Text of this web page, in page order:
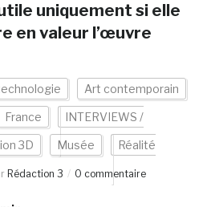
uniquement si elle
en valeur l’œuvre
Art contemporain
France INTERVIEWS /
3D Musée Réalité
Rédaction 3 0 commentaire